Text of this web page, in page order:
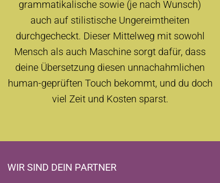
grammatikalische sowie (je nach Wunsch)
auch auf stilistische Ungereimtheiten
durchgecheckt. Dieser Mittelweg mit sowohl
Mensch als auch Maschine sorgt dafür, dass
deine Übersetzung diesen unnachahmlichen
human-geprüften Touch bekommt, und du doch
viel Zeit und Kosten sparst.
WIR SIND DEIN PARTNER